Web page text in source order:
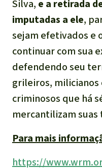
Silva, e a retirada
imputadas a ele,
sejam efetivados e
continuar com sua
defendendo seu
grileiros,
criminosos que há
mercantilizam
Para mais
https://